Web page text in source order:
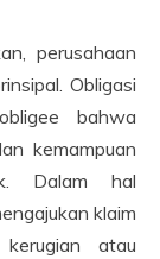
perusahaan
Obligasi
bahwa
kemampuan
Dalam hal
klaim
atau